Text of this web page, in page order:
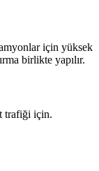
için yüksek
birlikte yapılır.
trafiği için.